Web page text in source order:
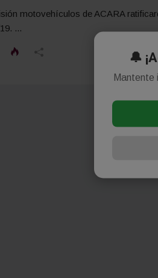
motovehículos de ACARA
...
🔔
Mantente